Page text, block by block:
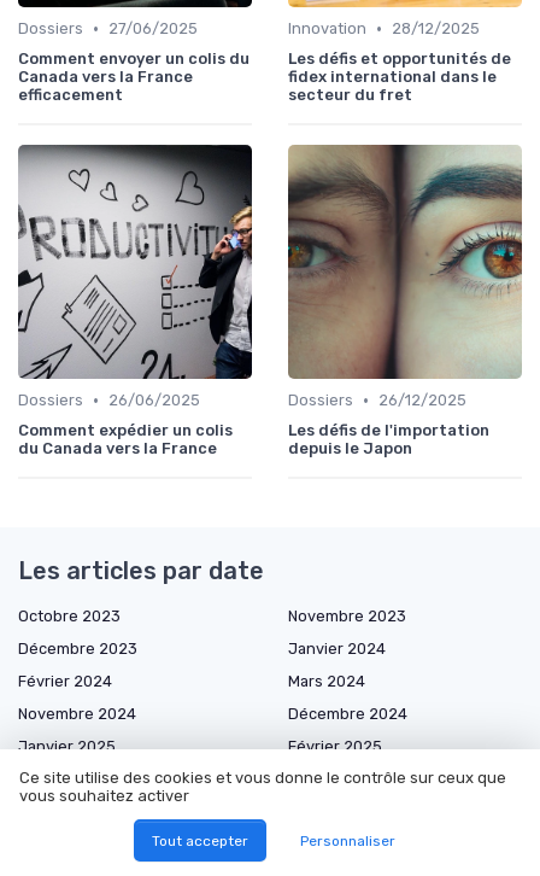
Dossiers •
27/06/2025
Comment envoyer un colis du
Canada vers la France
efficacement
Innovation •
28/12/2025
Les défis et opportunités de
fidex international dans le
secteur du fret
Dossiers •
26/06/2025
Comment expédier un colis
du Canada vers la France
Dossiers •
26/12/2025
Les défis de l'importation
depuis le Japon
Les articles par date
Octobre 2023
Novembre 2023
Décembre 2023
Janvier 2024
Février 2024
Mars 2024
Novembre 2024
Décembre 2024
Janvier 2025
Février 2025
Mars 2025
Avril 2025
Août 2025
Ce site utilise des cookies et vous donne le contrôle sur ceux que
vous souhaitez activer
Tout accepter Personnaliser